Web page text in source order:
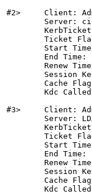
#2>     Client:
Server:
Ticket
Start
End Time:
Renew
Session
Cache
Kdc
#3>     Client:
Server:
Ticket
Start
End Time:
Renew
Session
Cache
Kdc